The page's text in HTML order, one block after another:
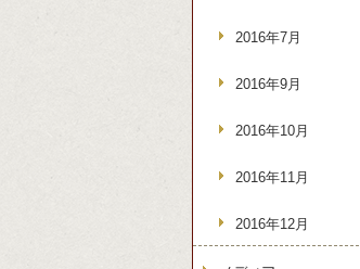
2016年7月
2016年9月
2016年10月
2016年11月
2016年12月